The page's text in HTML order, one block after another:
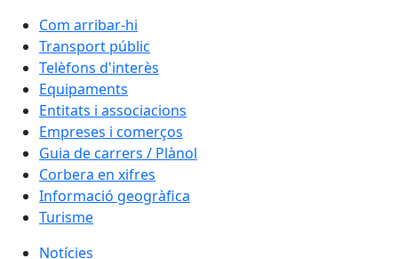
Com arribar-hi
Transport públic
Telèfons d'interès
Equipaments
Entitats i associacions
Empreses i comerços
Guia de carrers / Plànol
Corbera en xifres
Informació geogràfica
Turisme
Notícies